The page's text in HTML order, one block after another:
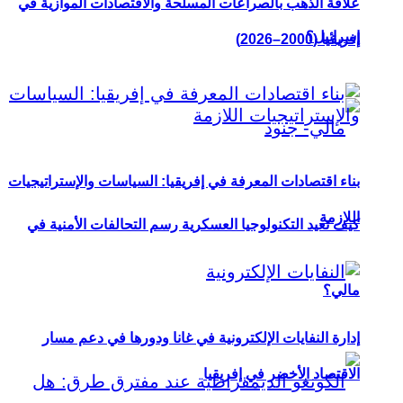
إسرائيل؟
كيف تعيد التكنولوجيا العسكرية رسم التحالفات الأمنية في
مالي؟
علاقة الذهب بالصراعات المسلحة والاقتصادات الموازية في
إفريقيا (2000–2026)
بناء اقتصادات المعرفة في إفريقيا: السياسات والإستراتيجيات
اللازمة
إدارة النفايات الإلكترونية في غانا ودورها في دعم مسار
الاقتصاد الأخضر في إفريقيا